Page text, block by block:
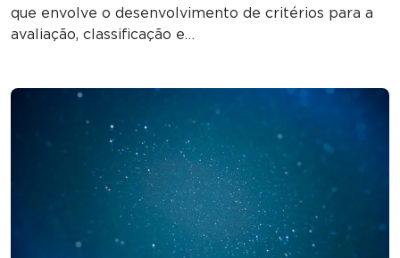
que envolve o desenvolvimento de critérios para a
avaliação, classificação e…